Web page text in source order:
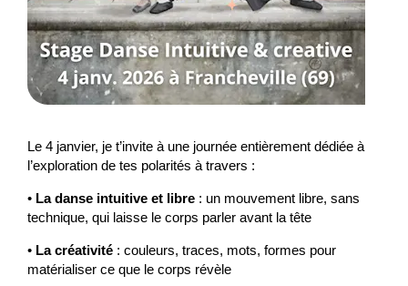
Le 4 janvier, je t’invite à une journée entièrement dédiée à
l’exploration de tes polarités à travers :
•La danse intuitive et libre: un mouvement libre, sans
technique, qui laisse le corps parler avant la tête
• La créativité: couleurs, traces, mots, formes pour
matérialiser ce que le corps révèle